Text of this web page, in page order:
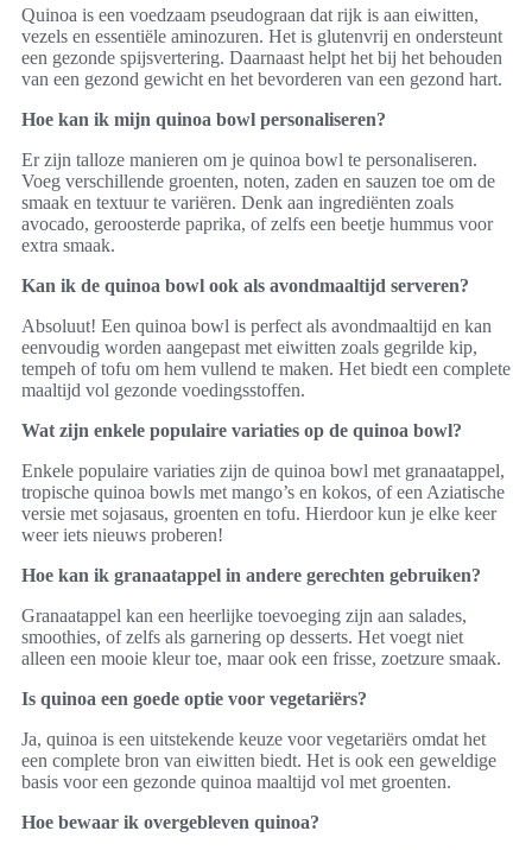
Quinoa is een voedzaam pseudograan dat rijk is aan eiwitten,
vezels en essentiële aminozuren. Het is glutenvrij en ondersteunt
een gezonde spijsvertering. Daarnaast helpt het bij het behouden
van een gezond gewicht en het bevorderen van een gezond hart.
Hoe kan ik mijn quinoa bowl personaliseren?
Er zijn talloze manieren om je quinoa bowl te personaliseren.
Voeg verschillende groenten, noten, zaden en sauzen toe om de
smaak en textuur te variëren. Denk aan ingrediënten zoals
avocado, geroosterde paprika, of zelfs een beetje hummus voor
extra smaak.
Kan ik de quinoa bowl ook als avondmaaltijd serveren?
Absoluut! Een quinoa bowl is perfect als avondmaaltijd en kan
eenvoudig worden aangepast met eiwitten zoals gegrilde kip,
tempeh of tofu om hem vullend te maken. Het biedt een complete
maaltijd vol gezonde voedingsstoffen.
Wat zijn enkele populaire variaties op de quinoa bowl?
Enkele populaire variaties zijn de quinoa bowl met granaatappel,
tropische quinoa bowls met mango’s en kokos, of een Aziatische
versie met sojasaus, groenten en tofu. Hierdoor kun je elke keer
weer iets nieuws proberen!
Hoe kan ik granaatappel in andere gerechten gebruiken?
Granaatappel kan een heerlijke toevoeging zijn aan salades,
smoothies, of zelfs als garnering op desserts. Het voegt niet
alleen een mooie kleur toe, maar ook een frisse, zoetzure smaak.
Is quinoa een goede optie voor vegetariërs?
Ja, quinoa is een uitstekende keuze voor vegetariërs omdat het
een complete bron van eiwitten biedt. Het is ook een geweldige
basis voor een gezonde quinoa maaltijd vol met groenten.
Hoe bewaar ik overgebleven quinoa?